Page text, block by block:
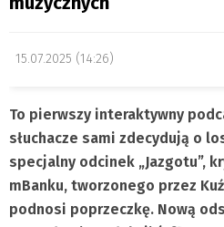
15.07.2025 (14:26)
To pierwszy interaktywny
słuchacze sami zdecydują o
specjalny odcinek „Jazgotu”,
mBanku, tworzonego przez
podnosi poprzeczkę. Nową